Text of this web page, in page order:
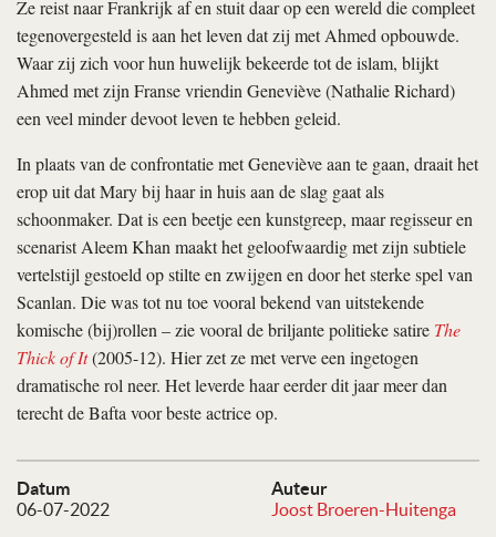
Datum
06-07-2022
Auteur
Joost Broeren-Huitenga
Ze reist naar Frankrijk af en stuit daar op een wereld die compleet
tegenovergesteld is aan het leven dat zij met Ahmed opbouwde.
Waar zij zich voor hun huwelijk bekeerde tot de islam, blijkt
Ahmed met zijn Franse vriendin Geneviève (Nathalie Richard)
een veel minder devoot leven te hebben geleid.
In plaats van de confrontatie met Geneviève aan te gaan, draait het
erop uit dat Mary bij haar in huis aan de slag gaat als
schoonmaker. Dat is een beetje een kunstgreep, maar regisseur en
scenarist Aleem Khan maakt het geloofwaardig met zijn subtiele
vertelstijl gestoeld op stilte en zwijgen en door het sterke spel van
Scanlan. Die was tot nu toe vooral bekend van uitstekende
komische (bij)rollen – zie vooral de briljante politieke satire The
Thick of It(2005-12). Hier zet ze met verve een ingetogen
dramatische rol neer. Het leverde haar eerder dit jaar meer dan
terecht de Bafta voor beste actrice op.